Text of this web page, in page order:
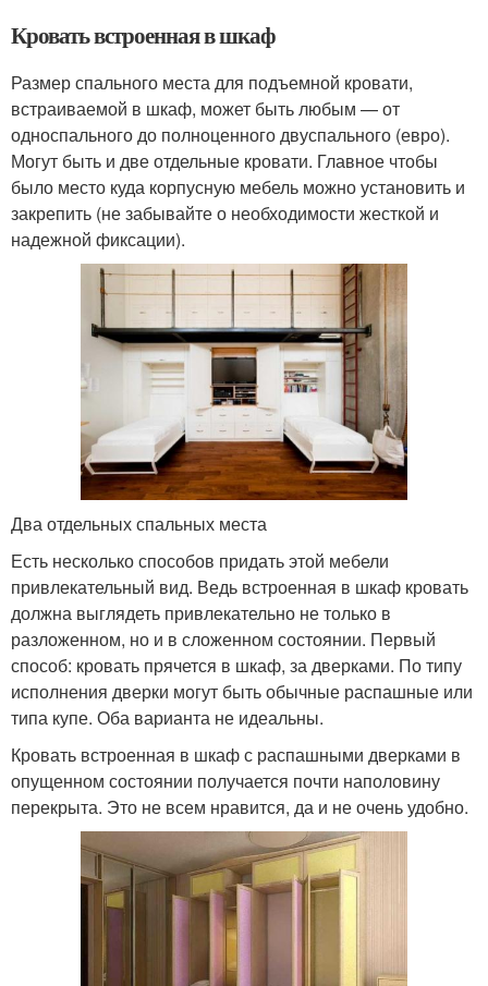
Кровать встроенная в шкаф
Размер спального места для подъемной кровати,
встраиваемой в шкаф, может быть любым — от
односпального до полноценного двуспального (евро).
Могут быть и две отдельные кровати. Главное чтобы
было место куда корпусную мебель можно установить и
закрепить (не забывайте о необходимости жесткой и
надежной фиксации).
Два отдельных спальных места
Есть несколько способов придать этой мебели
привлекательный вид. Ведь встроенная в шкаф кровать
должна выглядеть привлекательно не только в
разложенном, но и в сложенном состоянии. Первый
способ: кровать прячется в шкаф, за дверками. По типу
исполнения дверки могут быть обычные распашные или
типа купе. Оба варианта не идеальны.
Кровать встроенная в шкаф с распашными дверками в
опущенном состоянии получается почти наполовину
перекрыта. Это не всем нравится, да и не очень удобно.